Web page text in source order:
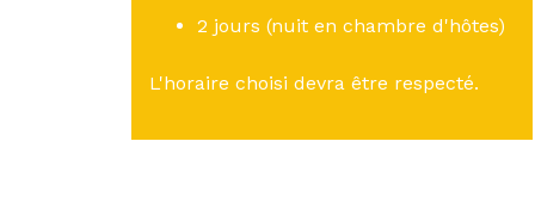
2 jours (nuit en chambre d'hôtes)
L'horaire choisi devra être respecté.